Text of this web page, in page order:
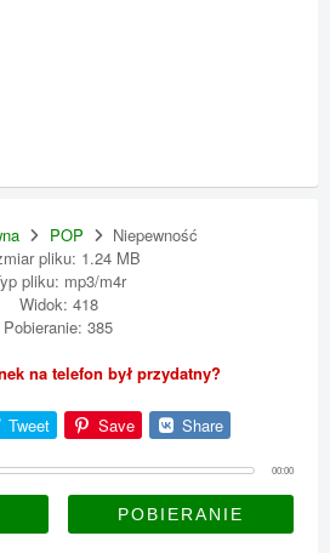
POP
Niepewność
pliku: 1.24 MB
pliku: mp3/m4r
Widok: 418
Pobieranie: 385
na telefon był przydatny?
Tweet Save Share
00:00